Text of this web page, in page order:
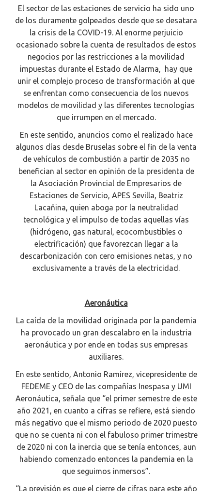
El sector de las estaciones de servicio ha sido uno
de los duramente golpeados desde que se desatara
la crisis de la COVID-19. Al enorme perjuicio
ocasionado sobre la cuenta de resultados de estos
negocios por las restricciones a la movilidad
impuestas durante el Estado de Alarma, hay que
unir el complejo proceso de transformación al que
se enfrentan como consecuencia de los nuevos
modelos de movilidad y las diferentes tecnologías
que irrumpen en el mercado.
En este sentido, anuncios como el realizado hace
algunos días desde Bruselas sobre el fin de la venta
de vehículos de combustión a partir de 2035 no
benefician al sector en opinión de la presidenta de
la Asociación Provincial de Empresarios de
Estaciones de Servicio, APES Sevilla, Beatriz
Lacañina, quien aboga por la neutralidad
tecnológica y el impulso de todas aquellas vías
(hidrógeno, gas natural, ecocombustibles o
electrificación) que favorezcan llegar a la
descarbonización con cero emisiones netas, y no
exclusivamente a través de la electricidad.
Aeronáutica
La caída de la movilidad originada por la pandemia
ha provocado un gran descalabro en la industria
aeronáutica y por ende en todas sus empresas
auxiliares.
En este sentido, Antonio Ramírez, vicepresidente de
FEDEME y CEO de las compañías Inespasa y UMI
Aeronáutica, señala que “el primer semestre de este
año 2021, en cuanto a cifras se refiere, está siendo
más negativo que el mismo periodo de 2020 puesto
que no se cuenta ni con el fabuloso primer trimestre
de 2020 ni con la inercia que se tenía entonces, aun
habiendo comenzado entonces la pandemia en la
que seguimos inmersos”.
“La previsión es que el cierre de cifras para este año